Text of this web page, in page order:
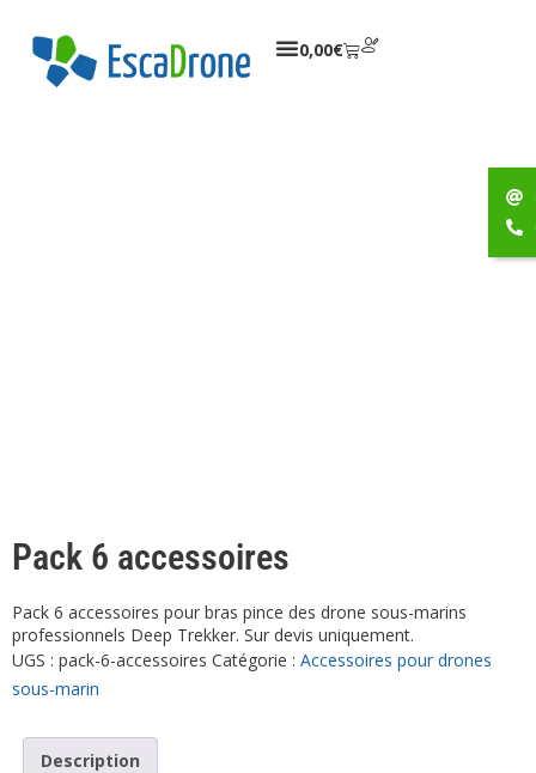
0,00€
Pack 6 accessoires
Pack 6 accessoires pour bras pince des drone sous-marins
professionnels Deep Trekker. Sur devis uniquement.
UGS : pack-6-accessoires Catégorie : Accessoires pour drones
sous-marin
Description